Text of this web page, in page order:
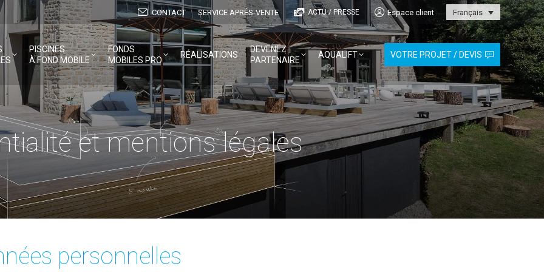
CONTACT SERVICE APRÉS-VENTE ACTU / PRESSE Espace client Français
PISCINES
À FOND MOBILE
FONDS
MOBILES PRO
RÉALISATIONS
DEVENEZ
PARTENAIRE
AQUALIFT VOTRE PROJET / DEVIS
et mentions légales
personnelles